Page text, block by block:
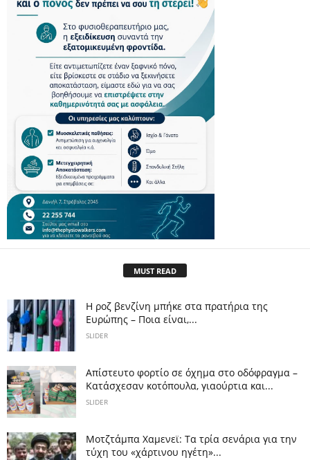
MUST READ
Η ροζ βενζίνη μπήκε στα πρατήρια της
Ευρώπης – Ποια είναι,...
SLIDER
Απίστευτο φορτίο σε όχημα στο οδόφραγμα –
Κατάσχεσαν κοτόπουλα, γιαούρτια και...
SLIDER
Μοτζτάμπα Χαμενεϊ: Τα τρία σενάρια για την
τύχη του «χάρτινου ηγέτη»...